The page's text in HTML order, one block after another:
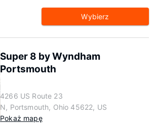
Wybierz
Super 8 by Wyndham
Portsmouth
4266 US Route 23
N, Portsmouth, Ohio 45622, US
Pokaż mapę